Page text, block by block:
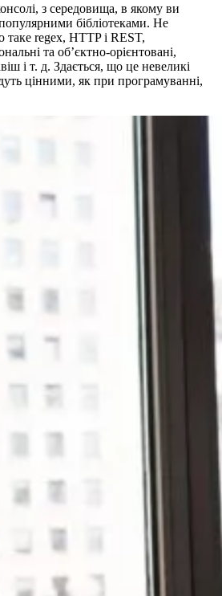
з середовища, в якому ви
бібліотеками. Не
таке regex, HTTP і REST,
та об’єктно-орієнтовані,
і т. д. Здається, що це невеликі
цінними, як при програмуванні,